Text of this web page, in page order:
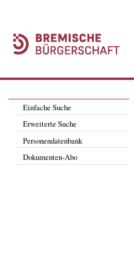
Einfache Suche
Erweiterte Suche
Personendatenbank
Dokumenten-Abo